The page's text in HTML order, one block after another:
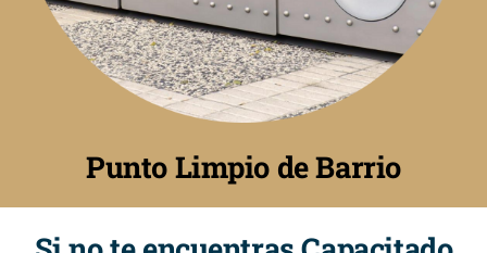
Punto Limpio de Barrio